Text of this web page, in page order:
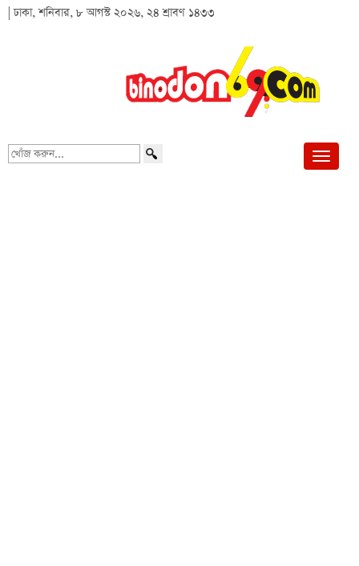
| ঢাকা, শনিবার, ৮ আগস্ট ২০২৬, ২৪ শ্রাবণ ১৪৩৩
খোঁজ